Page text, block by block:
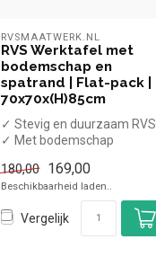
RVSMAATWERK.NL
RVS Werktafel met
bodemschap en
spatrand | Flat-pack |
70x70x(H)85cm
✓ Stevig en duurzaam RVS
✓ Met bodemschap
✓ Verstelbare poten
...
180,00 169,00
Beschikbaarheid laden..
Vergelijk